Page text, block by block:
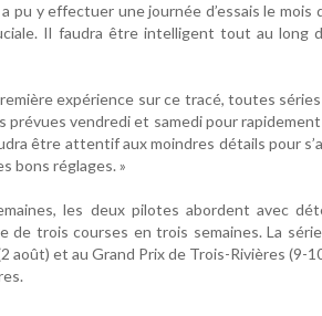
pu y effectuer une journée d’essais le
Il faudra être intelligent tout au long
expérience sur ce tracé, toutes
prévues vendredi et samedi pour
être attentif aux moindres détails pour
bons réglages. »
les deux pilotes abordent avec
de trois courses en trois semaines. La
août) et au Grand Prix de Trois-Rivières (9-